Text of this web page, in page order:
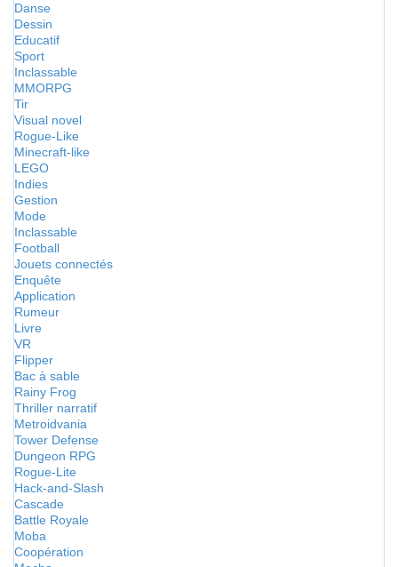
Danse
Dessin
Educatif
Sport
Inclassable
MMORPG
Tir
Visual novel
Rogue-Like
Minecraft-like
LEGO
Indies
Gestion
Mode
Inclassable
Football
Jouets connectés
Enquête
Application
Rumeur
Livre
VR
Flipper
Bac à sable
Rainy Frog
Thriller narratif
Metroidvania
Tower Defense
Dungeon RPG
Rogue-Lite
Hack-and-Slash
Cascade
Battle Royale
Moba
Coopération